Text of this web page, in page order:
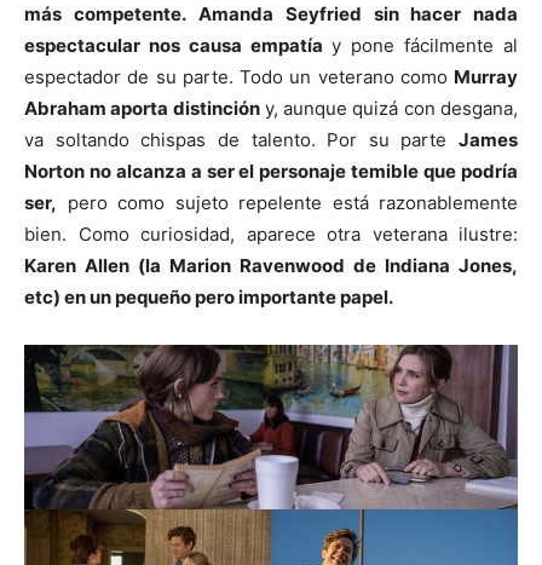
más competente. Amanda Seyfried sin hacer nada
espectacular nos causa empatía y pone fácilmente al
espectador de su parte. Todo un veterano como Murray
Abraham aporta distincióny, aunque quizá con desgana,
va soltando chispas de talento. Por su parte James
Norton no alcanza a ser el personaje temible que podría
ser, pero como sujeto repelente está razonablemente
bien. Como curiosidad, aparece otra veterana ilustre:
Karen Allen (la Marion Ravenwood de Indiana Jones,
etc) en un pequeño pero importante papel.